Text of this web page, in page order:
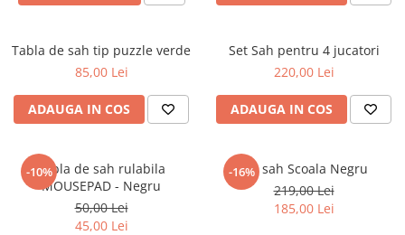
Tabla de sah tip puzzle verde
85,00 Lei
ADAUGA IN COS
Set Sah pentru 4 jucatori
220,00 Lei
ADAUGA IN COS
-10%
Tabla de sah rulabila
MOUSEPAD - Negru
50,00 Lei
45,00 Lei
-16%
Set sah Scoala Negru
219,00 Lei
185,00 Lei